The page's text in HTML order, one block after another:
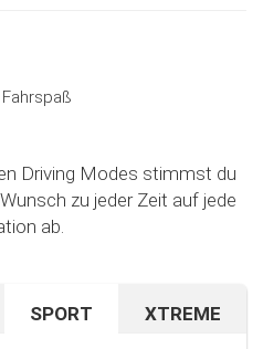
Driving Modes stimmst du
zu jeder Zeit auf jede
ab.
SPORT XTREME
Terrain oder in dichtem
Mit diesem cleveren
unseres Sport-